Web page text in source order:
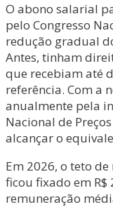
O abono salarial
pelo Congresso
redução gradual
Antes, tinham
que recebiam até
referência. Com a
anualmente pela
Nacional de
alcançar o
Em 2026, o teto
ficou fixado em R$
remuneração